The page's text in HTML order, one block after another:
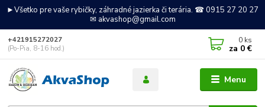
►Všetko pre vaše rybičky, záhradné jazierka či terária. ☎ 0915 27 20 27
✉ akvashop@gmail.com
Menu
+421915272027
(Po-Pia, 8-16 hod.)
0 ks
za 0 €